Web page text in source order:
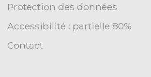
Protection des données
Accessibilité : partielle 80%
Contact